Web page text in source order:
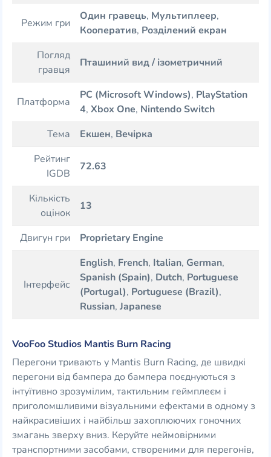
Режим гри
Один гравець, Мультиплеер,
Кооператив, Розділений екран
Погляд
гравця
Пташиний вид / ізометричний
Платформа
PC (Microsoft Windows), PlayStation
4, Xbox One, Nintendo Switch
Тема
Екшен, Вечірка
Рейтинг
IGDB
72.63
Кількість
оцінок
13
Двигун гри Proprietary Engine
Інтерфейс
English, French, Italian, German,
Spanish (Spain), Dutch, Portuguese
(Portugal), Portuguese (Brazil),
Russian, Japanese
VooFoo Studios Mantis Burn Racing
Перегони тривають у Mantis Burn Racing, де швидкі
перегони від бампера до бампера поєднуються з
інтуїтивно зрозумілим, тактильним геймплеєм і
приголомшливими візуальними ефектами в одному з
найкрасивіших і найбільш захоплюючих гоночних
змагань зверху вниз. Керуйте неймовірними
транспортними засобами, створеними для перегонів,